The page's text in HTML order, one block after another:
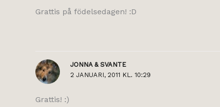
Grattis på födelsedagen! :D
JONNA & SVANTE
2 JANUARI, 2011 KL. 10:29
Grattis! :)